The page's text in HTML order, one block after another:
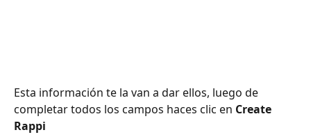
Esta información te la van a dar ellos, luego de
completar todos los campos haces clic en Create
Rappi